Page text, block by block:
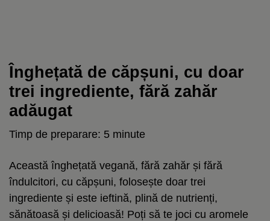
Înghețată de căpșuni, cu doar
trei ingrediente, fără zahăr
adăugat
Timp de preparare: 5 minute
Această înghețată vegană, fără zahăr și fără
îndulcitori, cu căpșuni, folosește doar trei
ingrediente și este ieftină, plină de nutrienți,
sănătoasă și delicioasă! Poți să te joci cu aromele